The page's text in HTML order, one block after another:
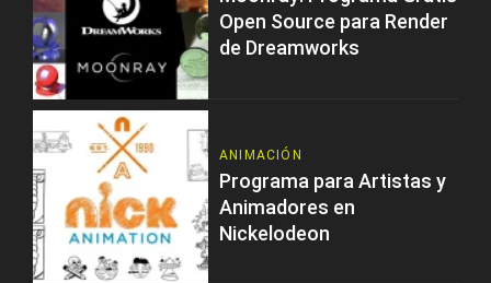
Open Source para Render
de Dreamworks
ANIMACIÓN
Programa para Artistas y
Animadores en
Nickelodeon